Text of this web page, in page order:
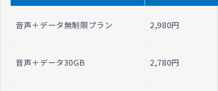
音声＋データ無制限プラン 2,980円
音声＋データ30GB 2,780円